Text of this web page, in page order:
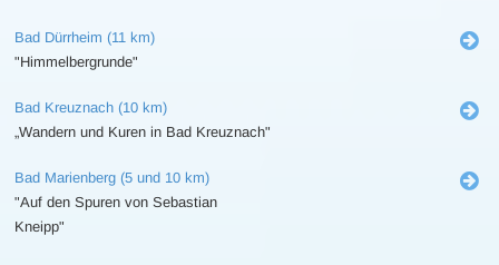
Bad Dürrheim (11 km)
"Himmelbergrunde"
Bad Kreuznach (10 km)
„Wandern und Kuren in Bad Kreuznach"
Bad Marienberg (5 und 10 km)
"Auf den Spuren von Sebastian
Kneipp"